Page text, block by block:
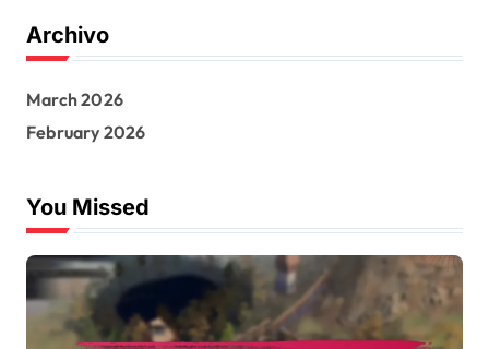
Archivo
March 2026
February 2026
You Missed